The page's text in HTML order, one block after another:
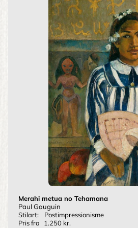
Merahi metua no Tehamana
Paul Gauguin
Stilart:
Postimpressionisme
Pris fra
1.250 kr.